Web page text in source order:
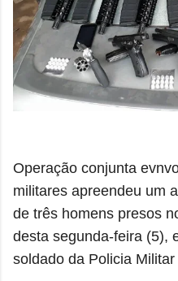
Operação conjunta
militares apreendeu um
de três homens presos
desta segunda-feira (5),
soldado da Policia